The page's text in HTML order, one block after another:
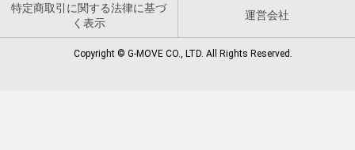
特定商取引に関する法律に基づ
く表示
運営会社
Copyright © G-MOVE CO., LTD. All Rights Reserved.